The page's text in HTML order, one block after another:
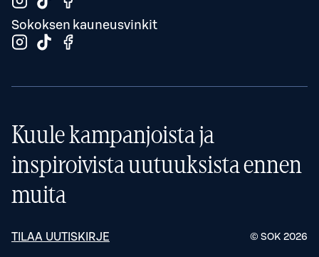
Sokoksen kauneusvinkit
Kuule kampanjoista ja
inspiroivista uutuuksista ennen
muita
TILAA UUTISKIRJE © SOK 2026